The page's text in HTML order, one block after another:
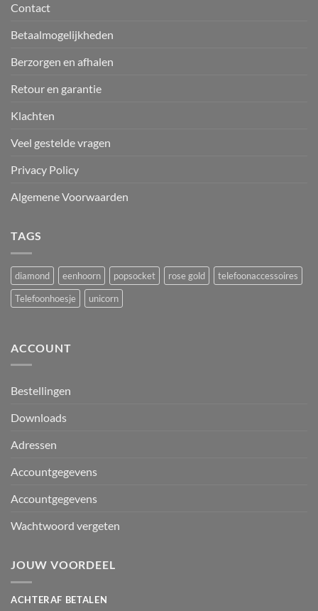
Contact
Betaalmogelijkheden
Berzorgen en afhalen
Retour en garantie
Klachten
Veel gestelde vragen
Privacy Policy
Algemene Voorwaarden
TAGS
diamond eenhoorn popsocket rose gold
telefoonaccessoires
Telefoonhoesje
unicorn
ACCOUNT
Bestellingen
Downloads
Adressen
Accountgegevens
Accountgegevens
Wachtwoord vergeten
JOUW VOORDEEL
ACHTERAF BETALEN